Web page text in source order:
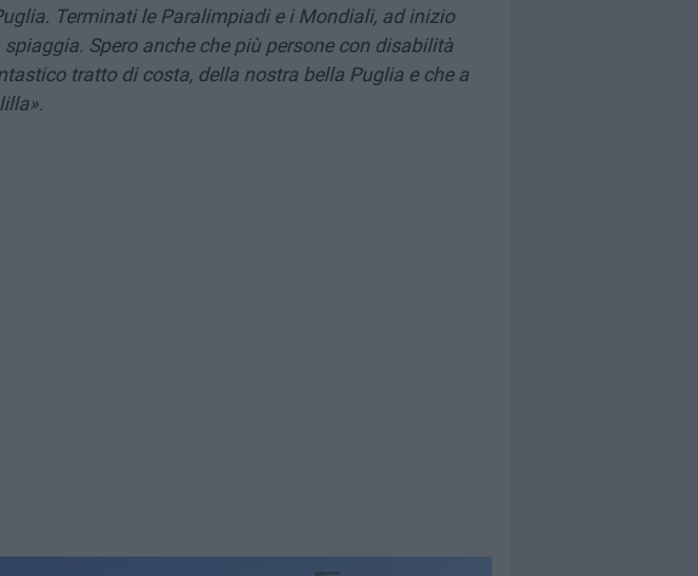
Terminati le Paralimpiadi e i Mondiali, ad inizio
Spero anche che più persone con disabilità
tratto di costa, della nostra bella Puglia e che a